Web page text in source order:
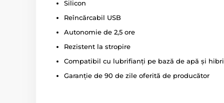
Silicon
Reîncărcabil USB
Autonomie de 2,5 ore
Rezistent la stropire
Compatibil cu lubrifianți pe bază de apă și
Garanție de 90 de zile oferită de producător